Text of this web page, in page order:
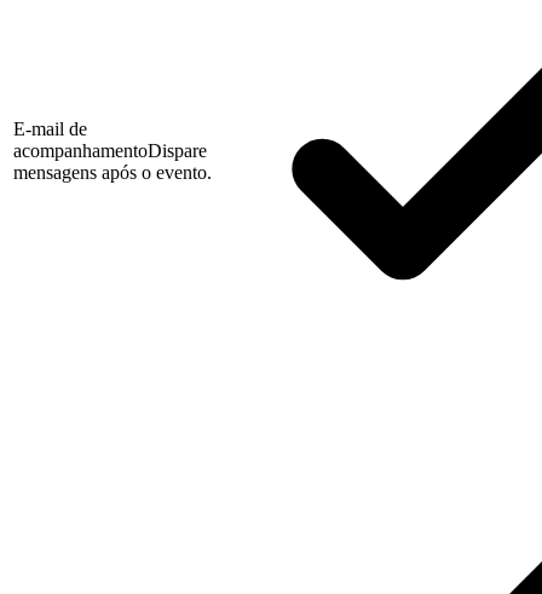
E-mail de
acompanhamentoDispare
mensagens após o evento.